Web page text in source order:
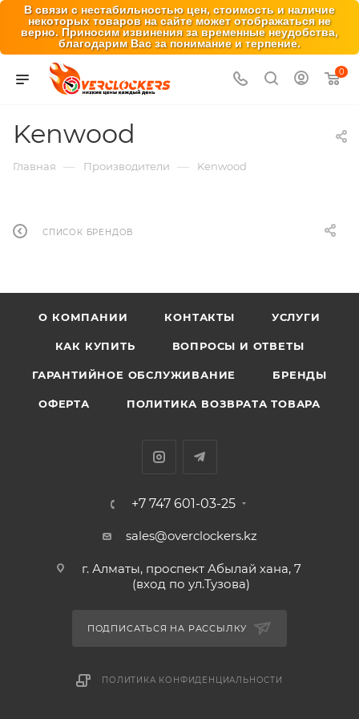
В связи с нестабильностью цен, стоимость и наличие
некоторых товаров на сайте может отображаться не
верно. Приносим извинения за временные неудобства,
благодарим Вас за понимание и терпение.
0
Kenwood
Главная — Производители — Kenwood
СПИСОК БРЕНДОВ
О КОМПАНИИ КОНТАКТЫ УСЛУГИ
КАК КУПИТЬ ВОПРОСЫ И ОТВЕТЫ
ГАРАНТИЙНОЕ ОБСЛУЖИВАНИЕ БРЕНДЫ
ОФЕРТА ПОЛИТИКА ВОЗВРАТА ТОВАРА
+7 747 601-03-25
sales@overclockers.kz
г. Алматы, проспект Абылай хана, 7
(вход по ул.Тузова)
ПОДПИСАТЬСЯ НА РАССЫЛКУ
ПОЛИТИКА КОНФИДЕНЦИАЛЬНОСТИ